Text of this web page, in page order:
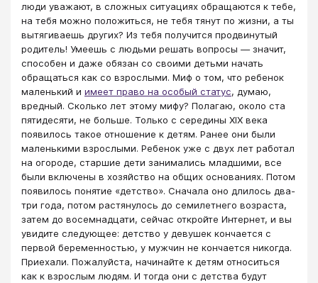
люди уважают, в сложных ситуациях обращаются к тебе,
на тебя можно положиться, не тебя тянут по жизни, а ты
вытягиваешь других? Из тебя получится продвинутый
родитель! Умеешь с людьми решать вопросы — значит,
способен и даже обязан со своими детьми начать
обращаться как со взрослыми. Миф о том, что ребенок
маленький и имеет право на особый статус, думаю,
вредный. Сколько лет этому мифу? Полагаю, около ста
пятидесяти, не больше. Только с середины XIX века
появилось такое отношение к детям. Ранее они были
маленькими взрослыми. Ребенок уже с двух лет работал
на огороде, старшие дети занимались младшими, все
были включены в хозяйство на общих основаниях. Потом
появилось понятие «детство». Сначала оно длилось два-
три года, потом растянулось до семилетнего возраста,
затем до восемнадцати, сейчас откройте Интернет, и вы
увидите следующее: детство у девушек кончается с
первой беременностью, у мужчин не кончается никогда.
Приехали. Пожалуйста, начинайте к детям относиться
как к взрослым людям. И тогда они с детства будут